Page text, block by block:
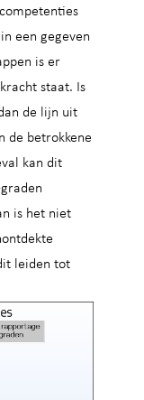
een gegeven
is er
staat. Is
de lijn uit
de betrokkene
kan dit
is het niet
leiden tot